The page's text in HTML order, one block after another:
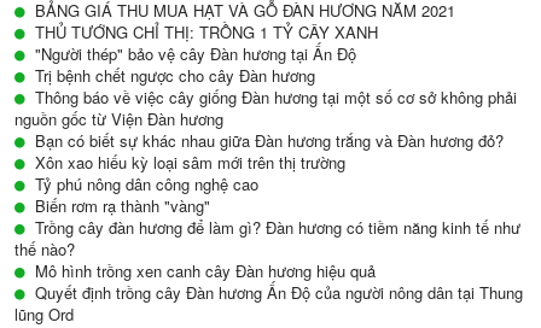
BẢNG GIÁ THU MUA HẠT VÀ GỖ ĐÀN HƯƠNG NĂM 2021
THỦ TƯỚNG CHỈ THỊ: TRỒNG 1 TỶ CÂY XANH
"Người thép" bảo vệ cây Đàn hương tại Ấn Độ
Trị bệnh chết ngược cho cây Đàn hương
Thông báo về việc cây giống Đàn hương tại một số cơ sở không phải
nguồn gốc từ Viện Đàn hương
Bạn có biết sự khác nhau giữa Đàn hương trắng và Đàn hương đỏ?
Xôn xao hiếu kỳ loại sâm mới trên thị trường
Tỷ phú nông dân công nghệ cao
Biến rơm rạ thành "vàng"
Trồng cây đàn hương để làm gì? Đàn hương có tiềm năng kinh tế như
thế nào?
Mô hình trồng xen canh cây Đàn hương hiệu quả
Quyết định trồng cây Đàn hương Ấn Độ của người nông dân tại Thung
lũng Ord